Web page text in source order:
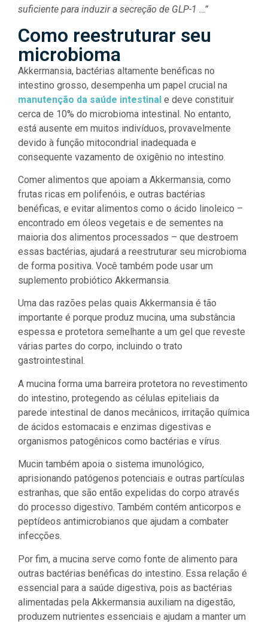
suficiente para induzir a secreção de GLP-1 …”
Como reestruturar seu
microbioma
Akkermansia, bactérias altamente benéficas no
intestino grosso, desempenha um papel crucial na
manutenção da saúde intestinal e deve constituir
cerca de 10% do microbioma intestinal. No entanto,
está ausente em muitos indivíduos, provavelmente
devido à função mitocondrial inadequada e
consequente vazamento de oxigênio no intestino.
Comer alimentos que apoiam a Akkermansia, como
frutas ricas em polifenóis, e outras bactérias
benéficas, e evitar alimentos como o ácido linoleico –
encontrado em óleos vegetais e de sementes na
maioria dos alimentos processados – que destroem
essas bactérias, ajudará a reestruturar seu microbioma
de forma positiva. Você também pode usar um
suplemento probiótico Akkermansia.
Uma das razões pelas quais Akkermansia é tão
importante é porque produz mucina, uma substância
espessa e protetora semelhante a um gel que reveste
várias partes do corpo, incluindo o trato
gastrointestinal.
A mucina forma uma barreira protetora no revestimento
do intestino, protegendo as células epiteliais da
parede intestinal de danos mecânicos, irritação química
de ácidos estomacais e enzimas digestivas e
organismos patogênicos como bactérias e vírus.
Mucin também apoia o sistema imunológico,
aprisionando patógenos potenciais e outras partículas
estranhas, que são então expelidas do corpo através
do processo digestivo. Também contém anticorpos e
peptídeos antimicrobianos que ajudam a combater
infecções.
Por fim, a mucina serve como fonte de alimento para
outras bactérias benéficas do intestino. Essa relação é
essencial para a saúde digestiva, pois as bactérias
alimentadas pela Akkermansia auxiliam na digestão,
produzem nutrientes essenciais e ajudam a manter um